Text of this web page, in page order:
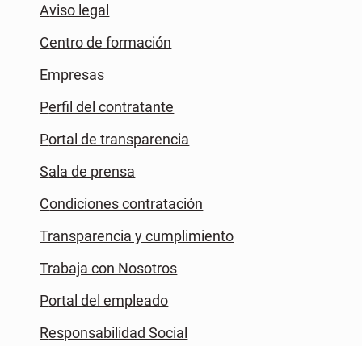
Aviso legal
Centro de formación
Empresas
Perfil del contratante
Portal de transparencia
Sala de prensa
Condiciones contratación
Transparencia y cumplimiento
Trabaja con Nosotros
Portal del empleado
Responsabilidad Social